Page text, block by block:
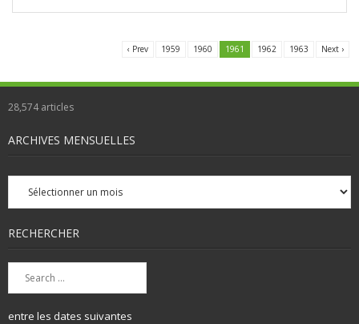
‹ Prev 1959 1960 1961 1962 1963 Next ›
28,574articles
ARCHIVES MENSUELLES
Archives
mensuelles
RECHERCHER
entre les dates suivantes